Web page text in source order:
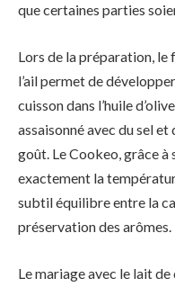
que certaines parties
Lors de la préparation, le
l’ail permet de
cuisson dans l’huile
assaisonné avec du sel
goût. Le Cookeo, grâce à
exactement la
subtil équilibre entre la
préservation des arômes.
Le mariage avec le lait